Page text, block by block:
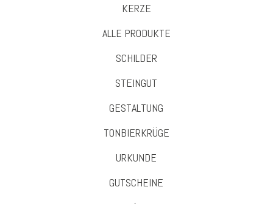
KERZE
ALLE PRODUKTE
SCHILDER
STEINGUT
GESTALTUNG
TONBIERKRÜGE
URKUNDE
GUTSCHEINE